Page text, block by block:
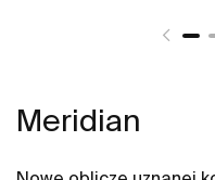
Meridian